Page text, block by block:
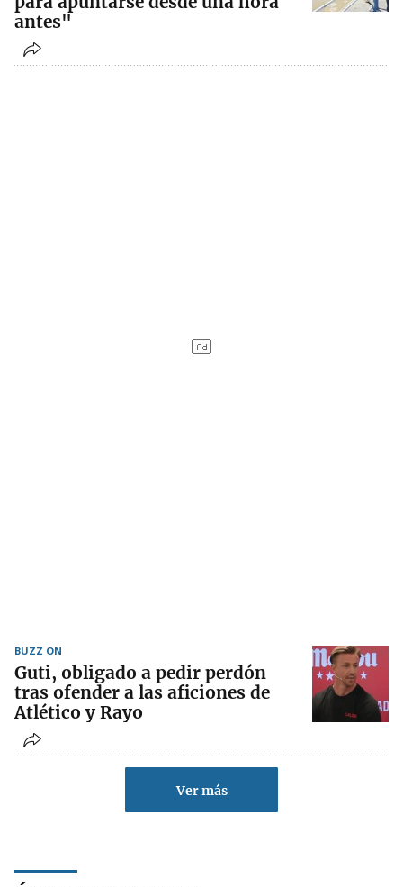
antes"
BUZZ ON
Guti, obligado a pedir perdón
tras ofender a las aficiones de
Atlético y Rayo
Ver más